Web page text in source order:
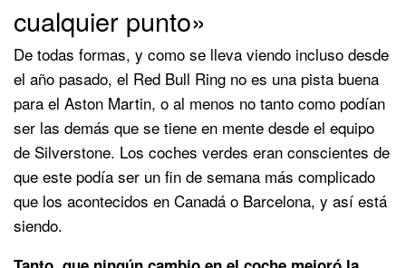
cualquier punto»
De todas formas, y como se lleva viendo incluso desde
el año pasado, el Red Bull Ring no es una pista buena
para el Aston Martin, o al menos no tanto como podían
ser las demás que se tiene en mente desde el equipo
de Silverstone. Los coches verdes eran conscientes de
que este podía ser un fin de semana más complicado
que los acontecidos en Canadá o Barcelona, y así está
siendo.